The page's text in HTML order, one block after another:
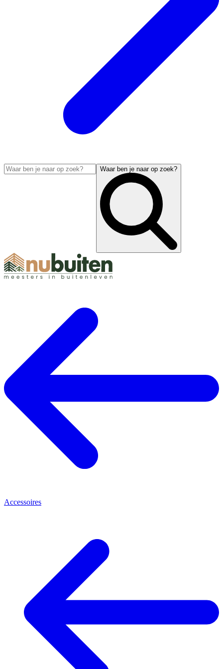
Waar ben je naar op zoek?
Accessoires